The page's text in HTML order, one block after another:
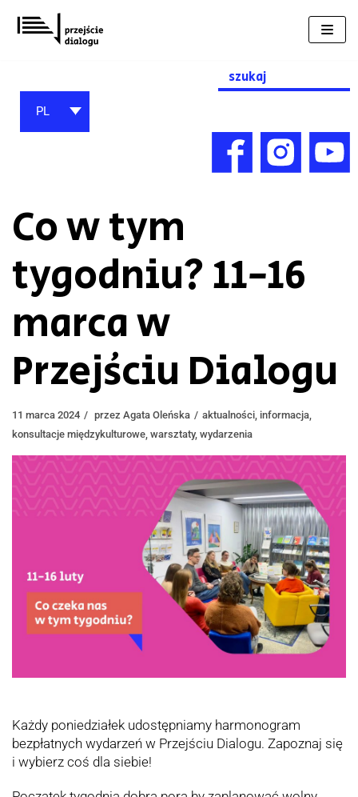
Przejdź
do
Search
for:
PL
Co w tym
tygodniu? 11-16
marca w
Przejściu Dialogu
11 marca 2024 przez Agata Oleńska aktualności informacja
konsultacje międzykulturowe warsztaty, wydarzenia
Każdy poniedziałek udostępniamy harmonogram
bezpłatnych wydarzeń w Przejściu Dialogu. Zapoznaj się
i wybierz coś dla siebie!